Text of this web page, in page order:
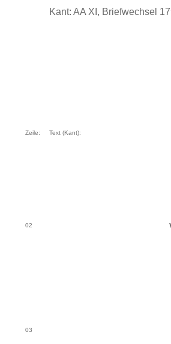
Kant: AA XI, Briefwechsel
Zeile: Text (Kant):
02
03